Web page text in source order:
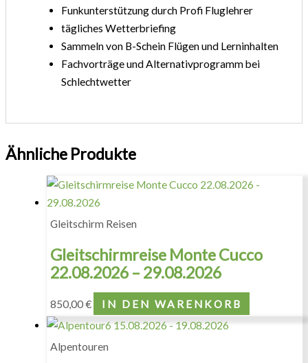
Funkunterstützung durch Profi Fluglehrer
tägliches Wetterbriefing
Sammeln von B-Schein Flügen und Lerninhalten
Fachvorträge und Alternativprogramm bei
Schlechtwetter
Ähnliche Produkte
Gleitschirm Reisen
Gleitschirmreise Monte Cucco
22.08.2026 – 29.08.2026
850,00€ IN DEN WARENKORB
Alpentouren